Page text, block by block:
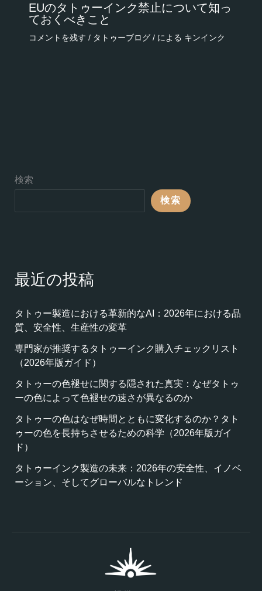
EUのタトゥーインク禁止について知っ
ておくべきこと
コメントを残す / タトゥーブログ/ による キンインク
検索
検索
最近の投稿
タトゥー製造における革新的なAI：2026年における品
質、安全性、生産性の変革
専門家が推奨するタトゥーインク購入チェックリスト
（2026年版ガイド）
タトゥーの色褪せに関する隠された真実：なぜタトゥ
ーの色によって色褪せの速さが異なるのか
タトゥーの色はなぜ時間とともに変化するのか？タト
ゥーの色を長持ちさせるための科学（2026年版ガイ
ド）
タトゥーインク製造の未来：2026年の安全性、イノベ
ーション、そしてグローバルなトレンド